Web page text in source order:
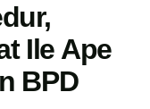
Ile Ape
BPD